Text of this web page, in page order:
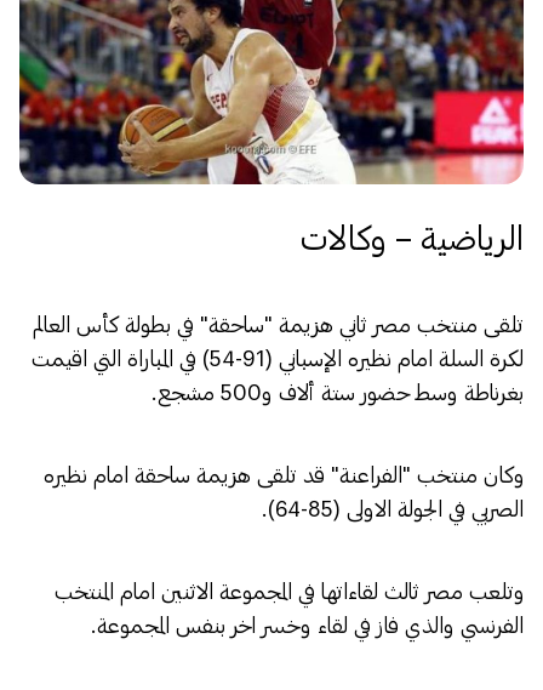
الرياضية – وكالات
تلقى منتخب مصر ثاني هزيمة "ساحقة" في بطولة كأس العالم
لكرة السلة امام نظيره الإسباني (91-54) في المباراة التي اقيمت
بغرناطة وسط حضور ستة ألاف و500 مشجع.
وكان منتخب "الفراعنة" قد تلقى هزيمة ساحقة امام نظيره
الصربي في الجولة الاولى (85-64).
وتلعب مصر ثالث لقاءاتها في المجموعة الاثنين امام المنتخب
الفرنسي والذي فاز في لقاء وخسر اخر بنفس المجموعة.